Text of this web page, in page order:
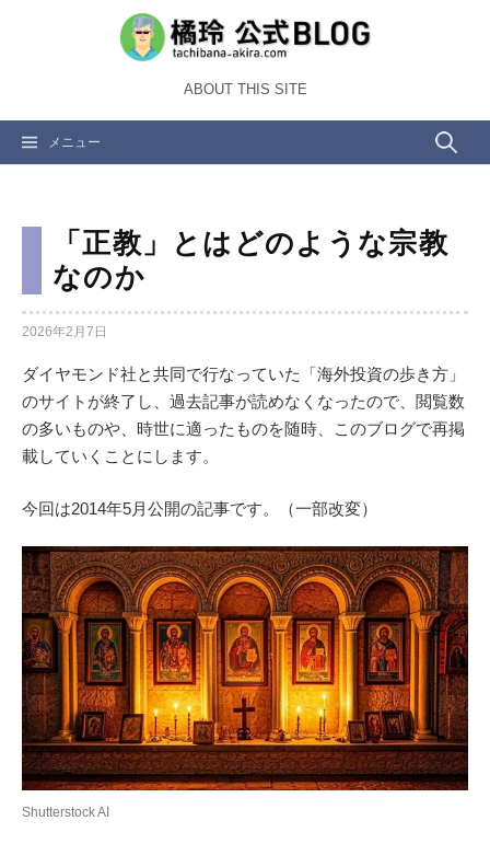
ツ
ABOUT THIS SITE
メニュー 検
「正教」とはどのような宗教
なのか
2026年2月7日
ダイヤモンド社と共同で行なっていた「海外投資の歩き方」
のサイトが終了し、過去記事が読めなくなったので、閲覧数
の多いものや、時世に適ったものを随時、このブログで再掲
載していくことにします。
今回は2014年5月公開の記事です。（一部改変）
Shutterstock AI